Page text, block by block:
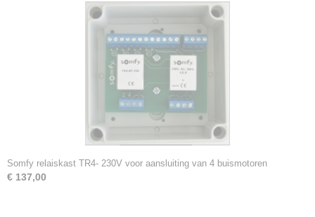
Somfy relaiskast TR4- 230V voor aansluiting van 4 buismotoren
€ 137,00